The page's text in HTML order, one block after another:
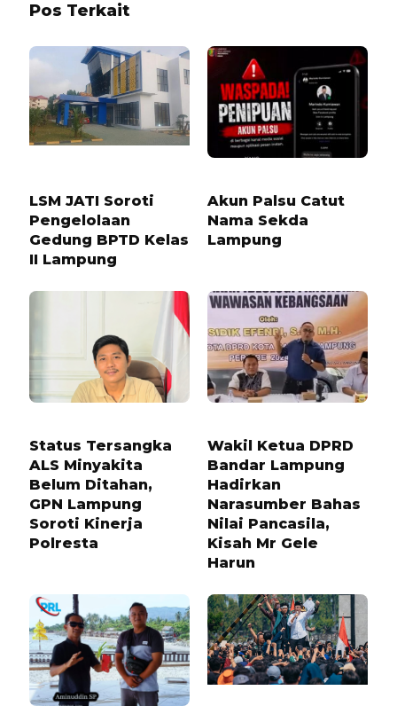
Pos Terkait
LSM JATI Soroti
Pengelolaan
Gedung BPTD Kelas
II Lampung
Akun Palsu Catut
Nama Sekda
Lampung
Status Tersangka
ALS Minyakita
Belum Ditahan,
GPN Lampung
Soroti Kinerja
Polresta
Wakil Ketua DPRD
Bandar Lampung
Hadirkan
Narasumber Bahas
Nilai Pancasila,
Kisah Mr Gele
Harun